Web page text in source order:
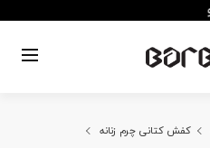
کفش کتانی چرم زنانه